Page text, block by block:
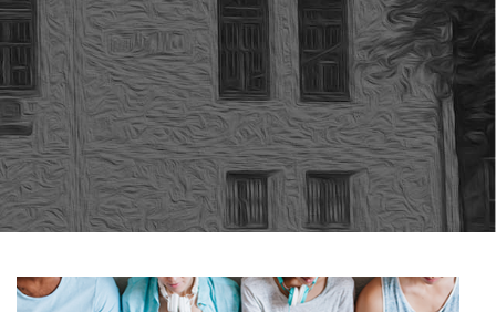
του κτηρίου
άνθρωποι του σχολείου
Our PIF
ελιά, ένα αμπέλι κι ένα καράβι. Που
σημαίνει: με άλλα τόσα την
ξαναφτιάχνεις.